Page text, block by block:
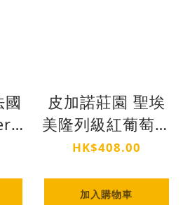
皮加諾莊園 聖埃
美隆列級紅葡萄酒
2021 年份
HK$408.00
加入購物車